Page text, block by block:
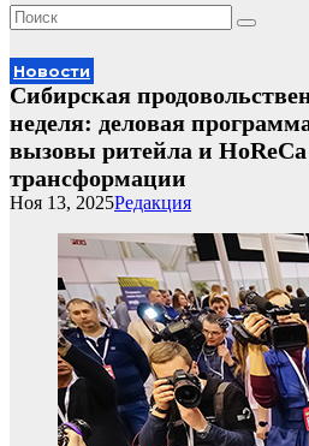
Новости
Сибирская
неделя: деловая
вызовы ритейла и HoReCa
трансформации
Редакция
Ноя 13, 2025